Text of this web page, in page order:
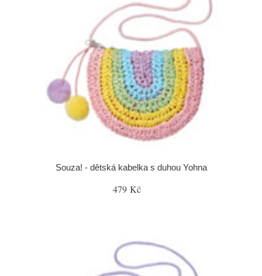
Souza! - dětská kabelka s duhou Yohna
479 Kč